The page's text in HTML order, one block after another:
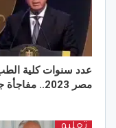
عدد سنوات كلية
مصر 2023.. مفاجأة جديدة